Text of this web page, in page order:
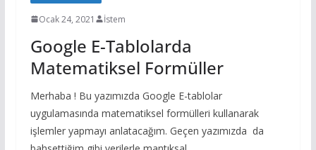
Ocak 24, 2021 İstem
Google E-Tablolarda
Matematiksel Formüller
Merhaba ! Bu yazımızda Google E-tablolar
uygulamasında matematiksel formülleri kullanarak
işlemler yapmayı anlatacağım. Geçen yazımızda da